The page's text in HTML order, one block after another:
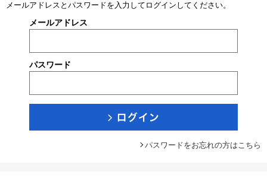
メールアドレスとパスワードを入力してログインしてください。
メールアドレス
パスワード
パスワードをお忘れの方はこちら